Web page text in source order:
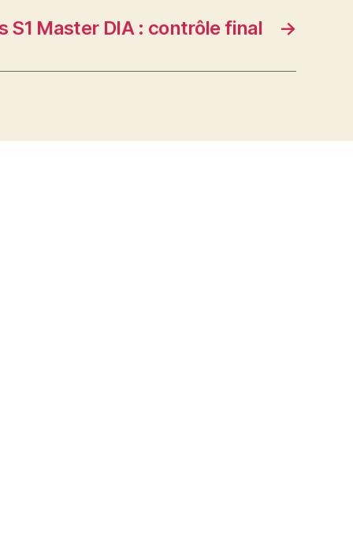
→
S1 Master DIA : contrôle final